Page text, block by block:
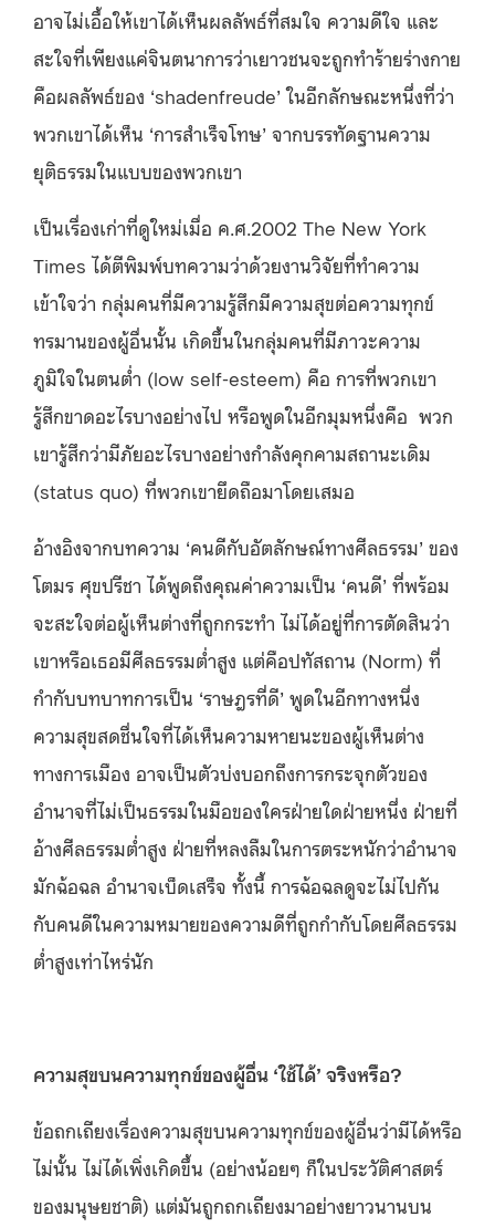
อาจไม่เอื้อให้เขาได้เห็นผลลัพธ์ที่สมใจ ความดีใจ และ
สะใจที่เพียงแค่จินตนาการว่าเยาวชนจะถูกทำร้ายร่างกาย
คือผลลัพธ์ของ ‘shadenfreude’ ในอีกลักษณะหนึ่งที่ว่า
พวกเขาได้เห็น ‘การสำเร็จโทษ’ จากบรรทัดฐานความ
ยุติธรรมในแบบของพวกเขา
เป็นเรื่องเก่าที่ดูใหม่เมื่อ ค.ศ.2002 The New York
Times ได้ตีพิมพ์บทความว่าด้วยงานวิจัยที่ทำความ
เข้าใจว่า กลุ่มคนที่มีความรู้สึกมีความสุขต่อความทุกข์
ทรมานของผู้อื่นนั้น เกิดขึ้นในกลุ่มคนที่มีภาวะความ
ภูมิใจในตนต่ำ (low self-esteem) คือ การที่พวกเขา
รู้สึกขาดอะไรบางอย่างไป หรือพูดในอีกมุมหนึ่งคือ พวก
เขารู้สึกว่ามีภัยอะไรบางอย่างกำลังคุกคามสถานะเดิม
(status quo) ที่พวกเขายึดถือมาโดยเสมอ
อ้างอิงจากบทความ ‘คนดีกับอัตลักษณ์ทางศีลธรรม’ ของ
โตมร ศุขปรีชา ได้พูดถึงคุณค่าความเป็น ‘คนดี’ ที่พร้อม
จะสะใจต่อผู้เห็นต่างที่ถูกกระทำ ไม่ได้อยู่ที่การตัดสินว่า
เขาหรือเธอมีศีลธรรมต่ำสูง แต่คือปทัสถาน (Norm) ที่
กำกับบทบาทการเป็น ‘ราษฎรที่ดี’ พูดในอีกทางหนึ่ง
ความสุขสดชื่นใจที่ได้เห็นความหายนะของผู้เห็นต่าง
ทางการเมือง อาจเป็นตัวบ่งบอกถึงการกระจุกตัวของ
อำนาจที่ไม่เป็นธรรมในมือของใครฝ่ายใดฝ่ายหนึ่ง ฝ่ายที่
อ้างศีลธรรมต่ำสูง ฝ่ายที่หลงลืมในการตระหนักว่าอำนาจ
มักฉ้อฉล อำนาจเบ็ดเสร็จ ทั้งนี้ การฉ้อฉลดูจะไม่ไปกัน
กับคนดีในความหมายของความดีที่ถูกกำกับโดยศีลธรรม
ต่ำสูงเท่าไหร่นัก
ความสุขบนความทุกข์ของผู้อื่น ‘ใช้ได้’ จริงหรือ?
ข้อถกเถียงเรื่องความสุขบนความทุกข์ของผู้อื่นว่ามีได้หรือ
ไม่นั้น ไม่ได้เพิ่งเกิดขึ้น (อย่างน้อยๆ ก็ในประวัติศาสตร์
ของมนุษยชาติ) แต่มันถูกถกเถียงมาอย่างยาวนานบน